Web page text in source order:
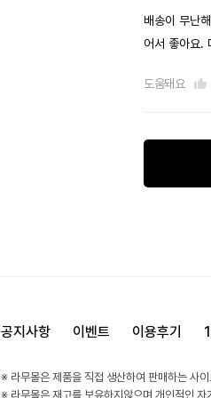
배송이 무난
어서 좋아요.
도움돼요
공지사항 이벤트 이용후기
※ 라무몰은 제품을 직접 생산하여 판매하는 사
※ 라무몰은 재고를 보유하지않으며 개인적인